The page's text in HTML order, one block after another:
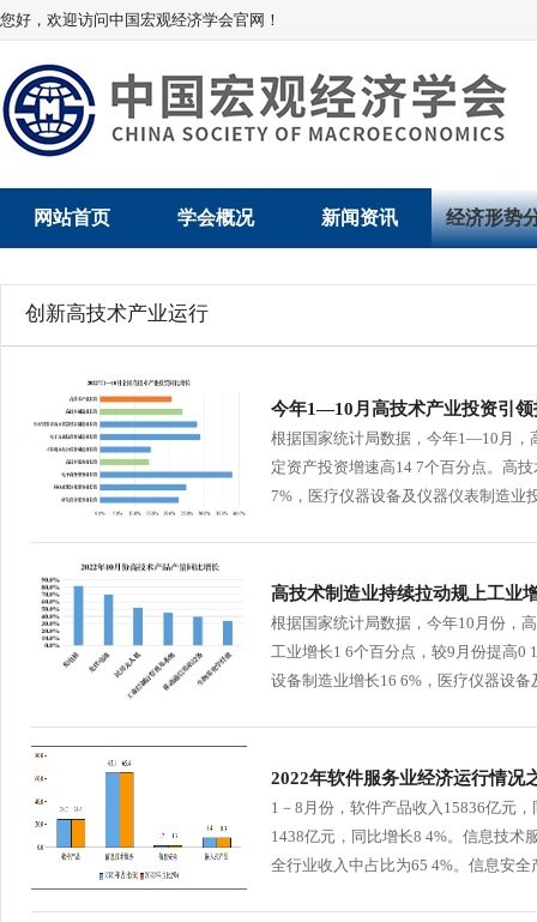
您好，欢迎访问中国宏观经济学会官网！
网站首页 学会概况
学会领导
法律顾问
学会章程
新闻资讯
会员动态
经济形势
产业发展
价格指数
创新高技术产业运行
今年1—10月高技术产业投资引领
根据国家统计局数据，今年1—10月，
定资产投资增速高14 7个百分点。高
7%，医疗仪器设备及仪器仪表制造业
高技术制造业持续拉动规上工业
根据国家统计局数据，今年10月份，
工业增长1 6个百分点，较9月份提高0
设备制造业增长16 6%，医疗仪器设备
2022年软件服务业经济运行情况
1－8月份，软件产品收入15836亿元
1438亿元，同比增长8 4%。信息技术
全行业收入中占比为65 4%。信息安全